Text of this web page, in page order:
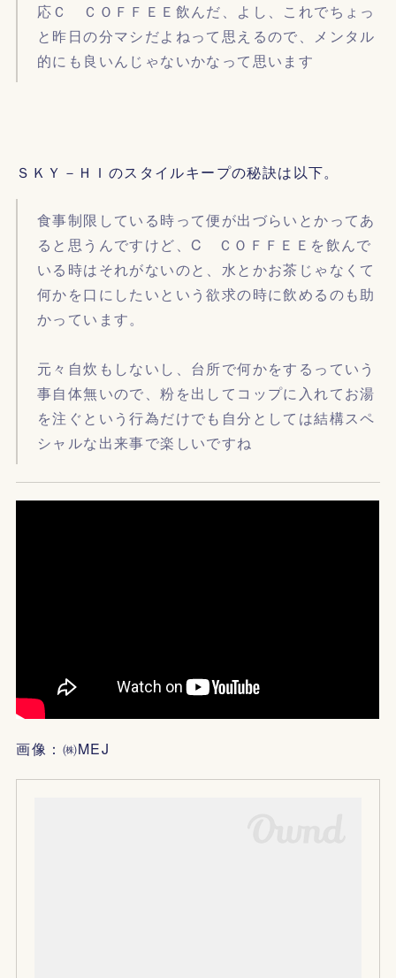
応Ｃ ＣＯＦＦＥＥ飲んだ、よし、これでちょっ
と昨日の分マシだよねって思えるので、メンタル
的にも良いんじゃないかなって思います
ＳＫＹ－ＨＩのスタイルキープの秘訣は以下。
食事制限している時って便が出づらいとかってあ
ると思うんですけど、C ＣＯＦＦＥＥを飲んで
いる時はそれがないのと、水とかお茶じゃなくて
何かを口にしたいという欲求の時に飲めるのも助
かっています。
元々自炊もしないし、台所で何かをするっていう
事自体無いので、粉を出してコップに入れてお湯
を注ぐという行為だけでも自分としては結構スペ
シャルな出来事で楽しいですね
画像：㈱MEJ